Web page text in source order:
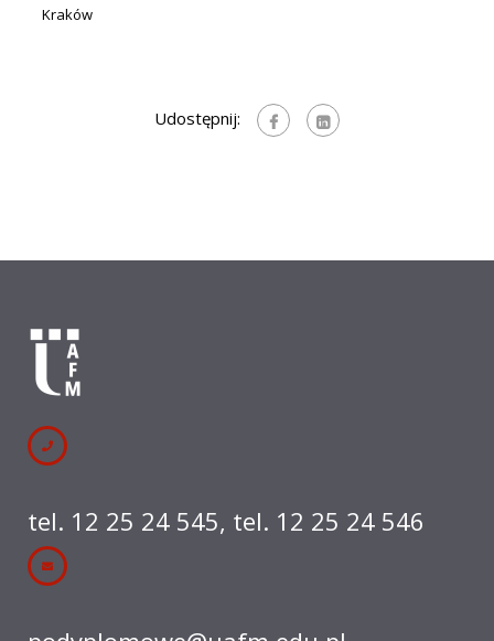
Kraków
Udostępnij:
tel. 12 25 24 545, tel. 12 25 24 546